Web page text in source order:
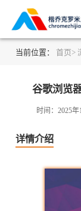
当前位置： 首页>
谷歌浏览
时间：2025年
详情介绍